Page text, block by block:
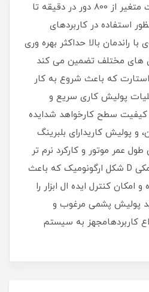
دارای قابلیت کنترل سرعت متغیر از 800 دور در دقیقه تا
استفاده در کاربردهای
راندمان بالا حداکثر بهره وری
های مختلف تضمین می کند
که باعث شروع به کار
پولیش کاری سریع و
کیفیت سطح کارخواهد شدایده
و پولیش کاریدارای بلبرینگ
عمر موتور و کارکرد نرم تر
آن خواهد شددستگیره کمکی D شکل ارگونومیک که باعث
کنترل ایده ال ابزار را
پولیش پشمی مرغوب و
کاربردهامجهز به سیستم